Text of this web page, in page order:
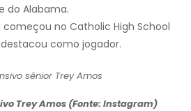
do Alabama.
no Catholic High School
como jogador.
Trey Amos (Fonte: Instagram)